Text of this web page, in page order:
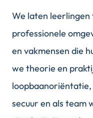
We laten leerlingen
professionele
en vakmensen die
we theorie en
loopbaanoriëntatie,
secuur en als team